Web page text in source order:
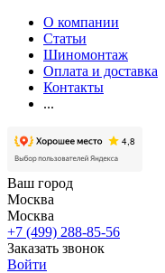
О компании
Статьи
Шиномонтаж
Оплата и доставка
Контакты
...
Ваш город
Москва
Москва
+7 (499) 288-85-56
Заказать звонок
Войти